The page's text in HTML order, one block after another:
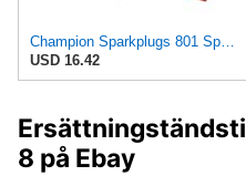
Champion Sparkplugs 801 Spark Plug N3C Box of 4
USD 16.42
8 på Ebay